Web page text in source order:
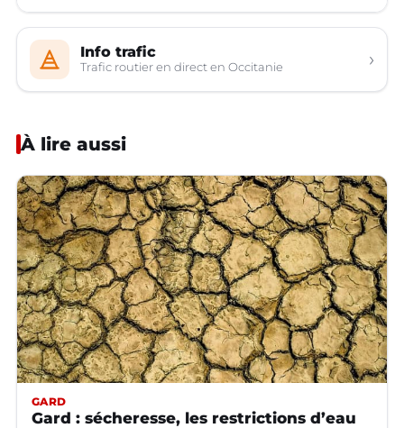
Info trafic
Trafic routier en direct en Occitanie ›
À lire aussi
GARD
Gard : sécheresse, les restrictions d’eau